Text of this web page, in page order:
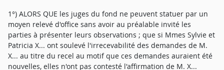
1°) ALORS QUE les juges du fond ne peuvent statuer par un
moyen relevé d'office sans avoir au préalable invité les
parties à présenter leurs observations ; que si Mmes Sylvie et
Patricia X... ont soulevé l'irrecevabilité des demandes de M.
X... au titre du recel au motif que ces demandes auraient été
nouvelles, elles n'ont pas contesté l'affirmation de M. X...